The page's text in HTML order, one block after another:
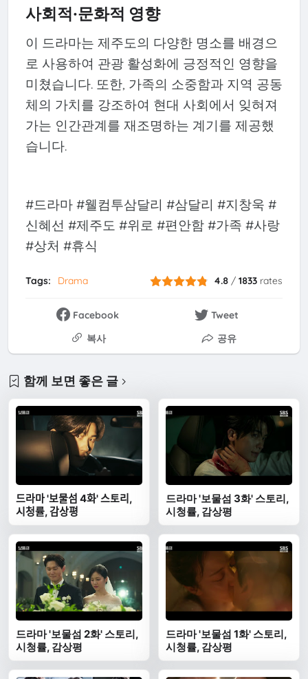
사회적·문화적 영향
이 드라마는 제주도의 다양한 명소를 배경으
로 사용하여 관광 활성화에 긍정적인 영향을
미쳤습니다. 또한, 가족의 소중함과 지역 공동
체의 가치를 강조하여 현대 사회에서 잊혀져
가는 인간관계를 재조명하는 계기를 제공했
습니다.
#드라마 #웰컴투삼달리 #삼달리 #지창욱 #
신혜선 #제주도 #위로 #편안함 #가족 #사랑
#상처 #휴식
Tags: Drama 4.8 /1833 rates
Facebook
Tweet
복사
공유
함께 보면 좋은 글
드라마 '보물섬 4화' 스토리,
시청률, 감상평
드라마 '보물섬 3화' 스토리,
시청률, 감상평
드라마 '보물섬 2화' 스토리,
시청률, 감상평
드라마 '보물섬 1화' 스토리,
시청률, 감상평